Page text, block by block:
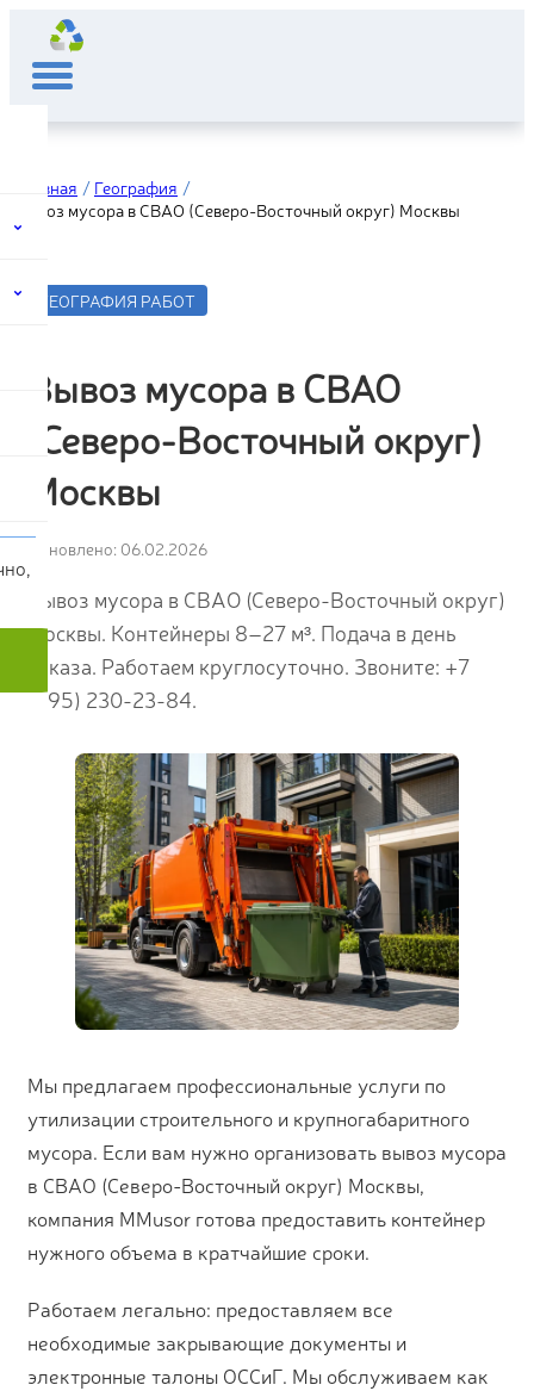
Главная
География
Вывоз мусора в СВАО (Северо-Восточный округ) Москвы
ГЕОГРАФИЯ РАБОТ
Вывоз мусора в СВАО
(Северо-Восточный округ)
Москвы
Обновлено: 06.02.2026
Вывоз мусора в СВАО (Северо-Восточный округ)
Москвы. Контейнеры 8–27 м³. Подача в день
заказа. Работаем круглосуточно. Звоните: +7
(495) 230-23-84.
Мы предлагаем профессиональные услуги по
утилизации строительного и крупногабаритного
мусора. Если вам нужно организовать вывоз мусора
в СВАО (Северо-Восточный округ) Москвы,
компания MMusor готова предоставить контейнер
нужного объема в кратчайшие сроки.
Работаем легально: предоставляем все
необходимые закрывающие документы и
электронные талоны ОССиГ. Мы обслуживаем как